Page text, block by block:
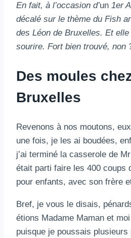
En fait, à l’occasion d’un 1er
décalé sur le thème du Fish
des Léon de Bruxelles. Et elle
sourire. Fort bien trouvé, non
Des moules
Bruxelles
Revenons à nos moutons,
une fois, je les ai boudées,
j’ai terminé la casserole de
était parti faire les 400 coups
pour enfants, avec son frère
Bref, je vous le disais,
étions Madame Maman et
puisque je poussais plusieurs